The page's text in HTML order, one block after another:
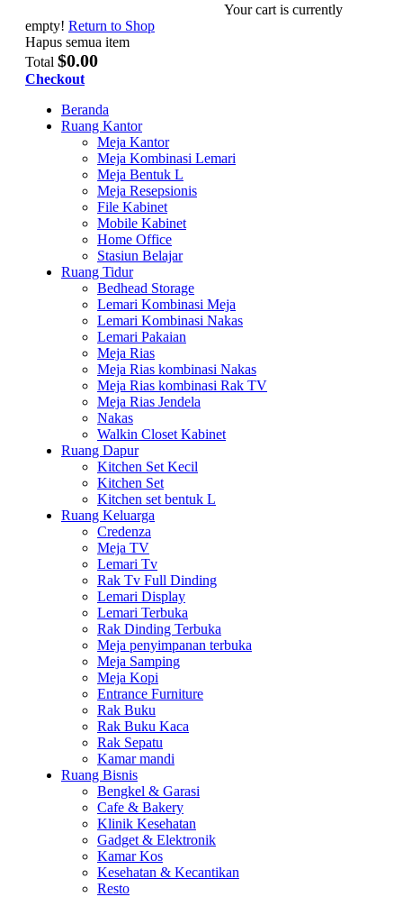
Your cart is currently
empty! Return to Shop
Hapus semua item
Total $0.00
Checkout
Beranda
Ruang Kantor
Meja Kantor
Meja Kombinasi Lemari
Meja Bentuk L
Meja Resepsionis
File Kabinet
Mobile Kabinet
Home Office
Stasiun Belajar
Ruang Tidur
Bedhead Storage
Lemari Kombinasi Meja
Lemari Kombinasi Nakas
Lemari Pakaian
Meja Rias
Meja Rias kombinasi Nakas
Meja Rias kombinasi Rak TV
Meja Rias Jendela
Nakas
Walkin Closet Kabinet
Ruang Dapur
Kitchen Set Kecil
Kitchen Set
Kitchen set bentuk L
Ruang Keluarga
Credenza
Meja TV
Lemari Tv
Rak Tv Full Dinding
Lemari Display
Lemari Terbuka
Rak Dinding Terbuka
Meja penyimpanan terbuka
Meja Samping
Meja Kopi
Entrance Furniture
Rak Buku
Rak Buku Kaca
Rak Sepatu
Kamar mandi
Ruang Bisnis
Bengkel & Garasi
Cafe & Bakery
Klinik Kesehatan
Gadget & Elektronik
Kamar Kos
Kesehatan & Kecantikan
Resto